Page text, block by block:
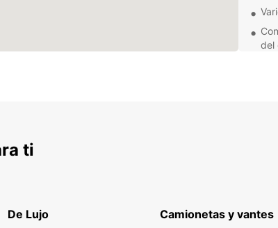
del
ti
De Lujo Camionetas y vantes